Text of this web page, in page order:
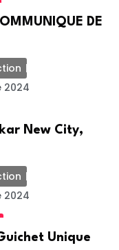
DE
2024
New City,
2024
Unique